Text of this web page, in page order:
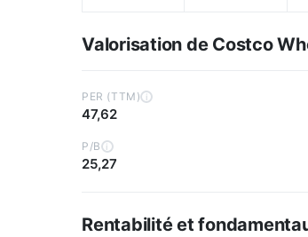
Valorisation de Costco
PER (TTM) i
47,62
P/B i
25,27
Rentabilité et